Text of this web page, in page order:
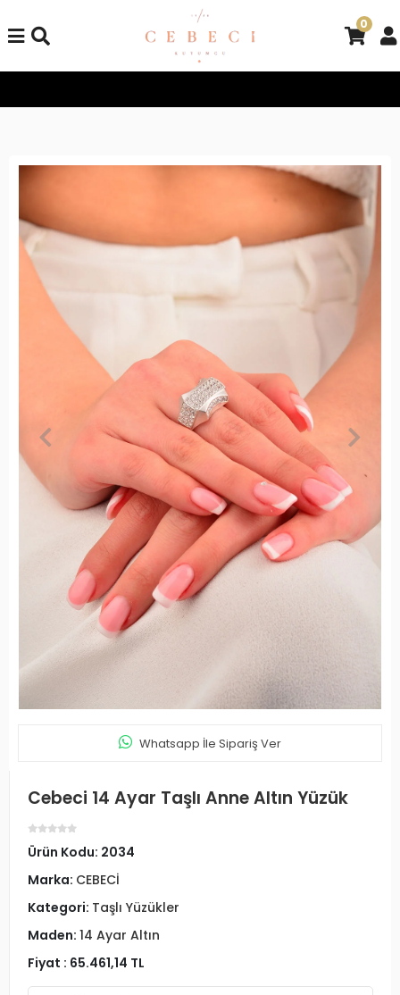
0
Whatsapp İle Sipariş Ver
Cebeci 14 Ayar Taşlı Anne Altın Yüzük
Ürün Kodu: 2034
Marka: CEBECİ
Kategori: Taşlı Yüzükler
Maden: 14 Ayar Altın
Fiyat : 65.461,14 TL